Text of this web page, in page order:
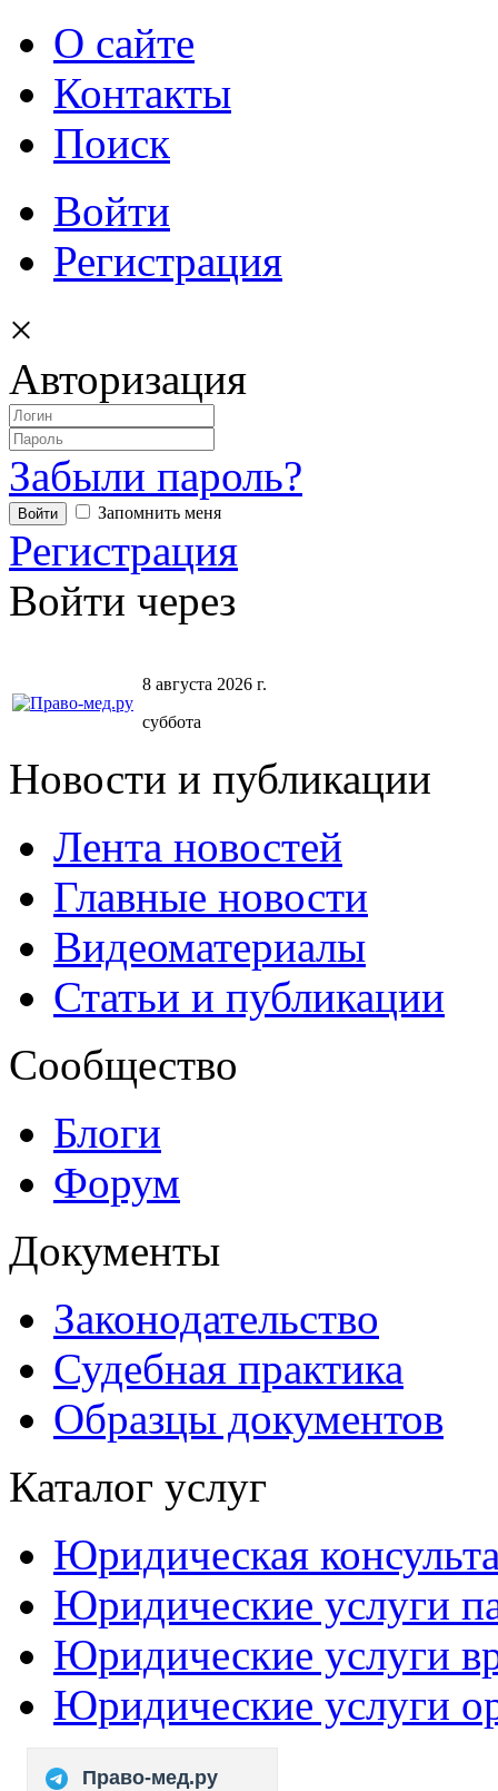
О сайте
Контакты
Поиск
Войти
Регистрация
×
Авторизация
Забыли пароль?
Запомнить меня
Регистрация
Войти через
8 августа 2026 г.
суббота
Новости и публикации
Лента новостей
Главные новости
Видеоматериалы
Статьи и публикации
Сообщество
Блоги
Форум
Документы
Законодательство
Судебная практика
Образцы документов
Каталог услуг
Юридическая
Юридические услуги
Юридические услуги
Юридические услуги
Право-мед.ру